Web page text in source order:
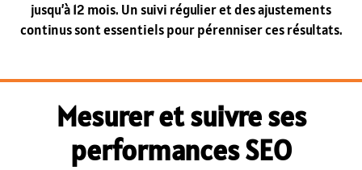
jusqu’à 12 mois. Un suivi régulier et des ajustements
continus sont essentiels pour pérenniser ces résultats.
Mesurer et suivre ses
performances SEO